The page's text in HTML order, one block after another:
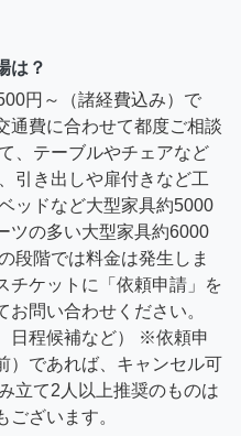
は？
円～（諸経費込み）で
通費に合わせて都度ご相談
、テーブルやチェアなど
引き出しや扉付きなど工
ッドなど大型家具約5000
ツの多い大型家具約6000
段階では料金は発生しま
チケットに「依頼申請」を
問い合わせください。
日程候補など） ※依頼申
）であれば、キャンセル可
立て2人以上推奨のものは
ざいます。